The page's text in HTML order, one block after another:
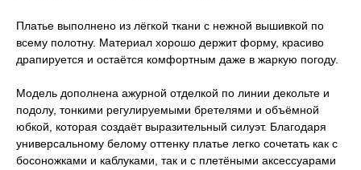
Платье выполнено из лёгкой ткани с нежной вышивкой по
всему полотну. Материал хорошо держит форму, красиво
драпируется и остаётся комфортным даже в жаркую погоду.
Модель дополнена ажурной отделкой по линии декольте и
подолу, тонкими регулируемыми бретелями и объёмной
юбкой, которая создаёт выразительный силуэт. Благодаря
универсальному белому оттенку платье легко сочетать как с
босоножками и каблуками, так и с плетёными аксессуарами